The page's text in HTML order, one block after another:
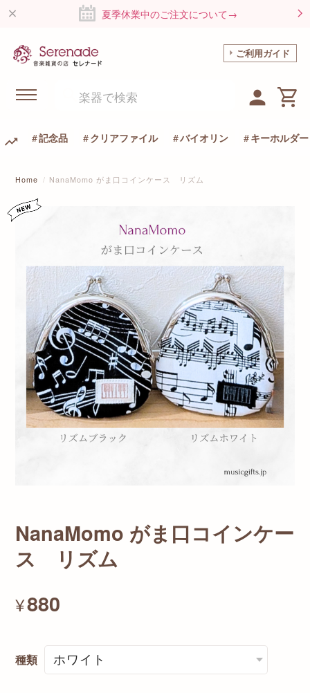
夏季休業中のご注文について→
ご利用ガイド
記念品 クリアファイル バイオリン キーホルダー
Home NanaMomo がま口コインケース リズム
NanaMomo がま口コインケー
ス リズム
¥880
種類